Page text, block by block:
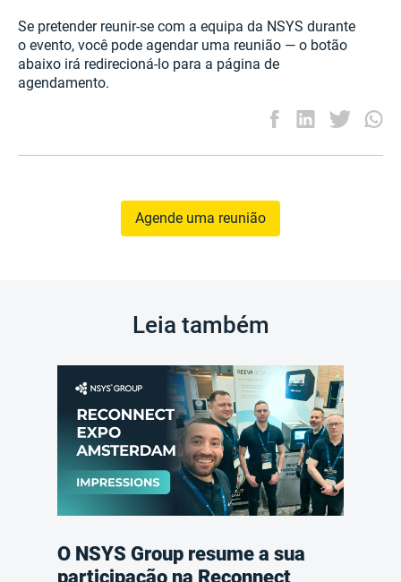
Se pretender reunir-se com a equipa da NSYS durante
o evento, você pode agendar uma reunião — o botão
abaixo irá redirecioná-lo para a página de
agendamento.
Agende uma reunião
Leia também
O NSYS Group resume a sua
participação na Reconnect